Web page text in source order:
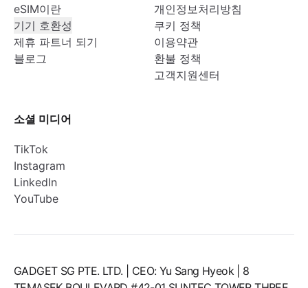
eSIM이란
기기 호환성
제휴 파트너 되기
블로그
개인정보처리방침
쿠키 정책
이용약관
환불 정책
고객지원센터
소셜 미디어
TikTok
Instagram
LinkedIn
YouTube
GADGET SG PTE. LTD. | CEO: Yu Sang Hyeok | 8